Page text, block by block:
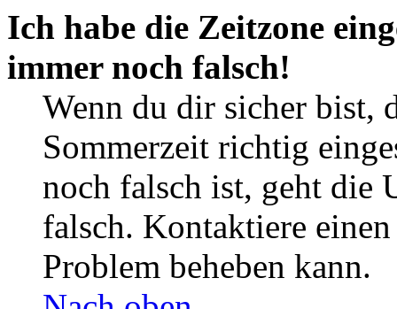
Ich habe die Zeitzone
immer noch falsch!
Wenn du dir sicher bist,
Sommerzeit richtig
noch falsch ist, geht die
falsch. Kontaktiere
Problem beheben kann.